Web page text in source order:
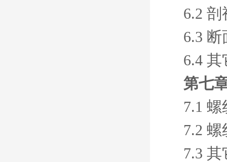
6.2 剖
6.3 断
6.4
第七
7.1 螺
7.2
7.3